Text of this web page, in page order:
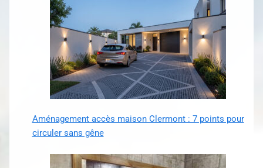
Aménagement accès maison Clermont : 7 points pour
circuler sans gêne